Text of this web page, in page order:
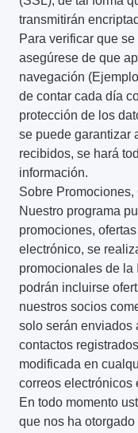
transmitirán
Para verificar que
asegúrese de que
navegación
de contar cada día
protección de los
se puede garantizar
recibidos, se hará
información.
Sobre
Nuestro programa
promociones,
electrónico, se
promocionales de la
podrán incluirse
nuestros socios
solo serán enviados
contactos
modificada en
correos electrónicos
En todo momento
que nos ha